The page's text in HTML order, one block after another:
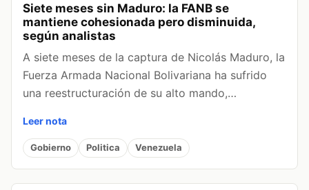
Siete meses sin Maduro: la FANB se
mantiene cohesionada pero disminuida,
según analistas
A siete meses de la captura de Nicolás Maduro, la
Fuerza Armada Nacional Bolivariana ha sufrido
una reestructuración de su alto mando,…
Leer nota
Gobierno Politica Venezuela